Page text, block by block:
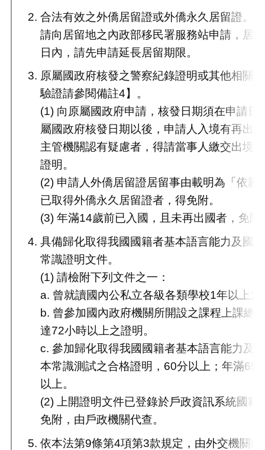
合法有效之外僑居留證或外僑永久居留證。
請向居留地之內政部移民署服務站申請，居
日內，請先申請延長居留期限。
原屬國政府核發之警察紀錄證明或其他相關
驗證請參閱備註4】。
(1) 向原屬國政府申請，核發日期須在申請日
屬國政府核發日期以後，申請人入境有再出
主管機關認有疑慮者，得請當事人繳交出境
證明。
(2) 申請人外僑居留證居留事由載明為「依親
已取得外僑永久居留證者，得免附。
(3) 年滿14歲前已入國，且未再出國者，免附
具備歸化取得我國國籍者基本語言能力及國
常識證明文件。
(1) 請檢附下列文件之一：
a. 曾就讀國內公私立各級各類學校1年以上之
b. 曾參加國內政府機關所開設之課程上課總
達72小時以上之證明。
c. 參加歸化取得我國國籍者基本語言能力及
本常識測試之合格證明，60分以上；年滿65
以上。
(2) 上開證明文件已登錄於戶政資訊系統國籍
免附，由戶政機關代查。
依本法第9條第4項第3款規定，由外交機關